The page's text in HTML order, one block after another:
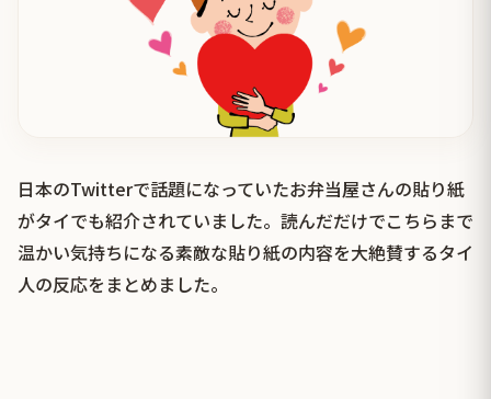
日本のTwitterで話題になっていたお弁当屋さんの貼り紙
がタイでも紹介されていました。読んだだけでこちらまで
温かい気持ちになる素敵な貼り紙の内容を大絶賛するタイ
人の反応をまとめました。